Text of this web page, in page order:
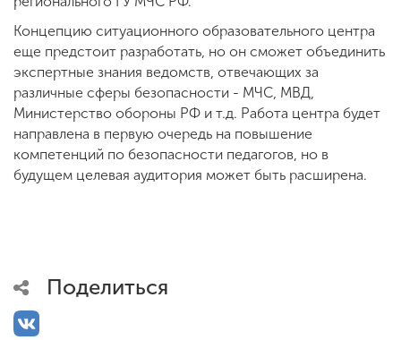
Концепцию ситуационного образовательного центра
еще предстоит разработать, но он сможет объединить
экспертные знания ведомств, отвечающих за
различные сферы безопасности - МЧС, МВД,
Министерство обороны РФ и т.д. Работа центра будет
направлена в первую очередь на повышение
компетенций по безопасности педагогов, но в
будущем целевая аудитория может быть расширена.
Поделиться